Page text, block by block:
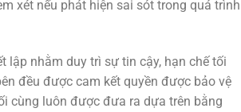
xét nếu phát hiện sai sót trong quá trình
lập nhằm duy trì sự tin cậy, hạn chế tối
đều được cam kết quyền được bảo vệ
cùng luôn được đưa ra dựa trên bằng